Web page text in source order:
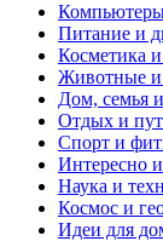
Питание и
Косметика
Животные и
Дом, семья
Отдых и
Спорт и
Интересно
Наука и
Космос и
Идеи для